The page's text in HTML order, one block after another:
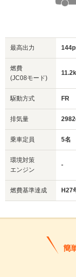
最高出力
燃費
(JC08モード)
駆動方式 FR
排気量
乗車定員 5名
環境対策
エンジン
-
燃費基準達成 H27
簡